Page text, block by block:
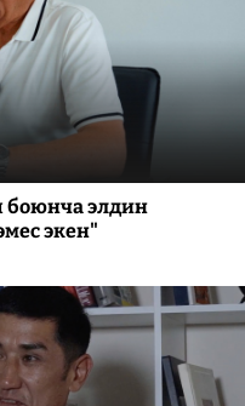
боюнча элдин
экен"